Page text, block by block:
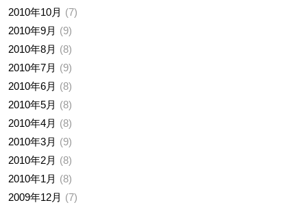
2010年10月
7
2010年9月
9
2010年8月
8
2010年7月
9
2010年6月
8
2010年5月
8
2010年4月
8
2010年3月
9
2010年2月
8
2010年1月
8
2009年12月
7